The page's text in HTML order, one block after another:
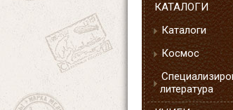
КАТАЛОГИ
Каталоги
Космос
литература